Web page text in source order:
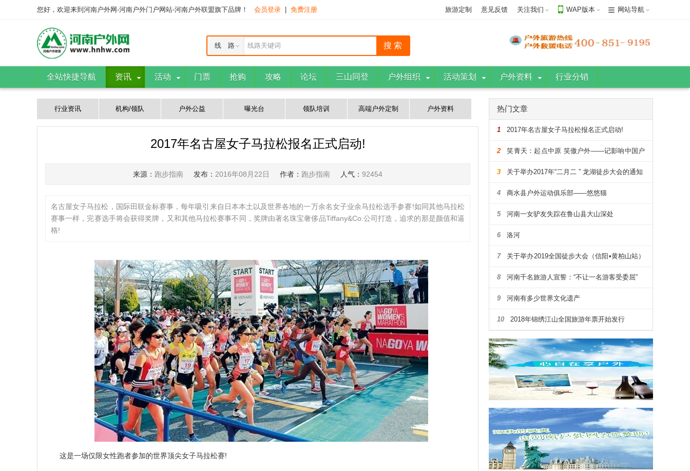
您好，欢迎来到河南户外网-河南户外门户网站-河南户外联盟旗下品牌！ 会员登录 免费注册 旅游定制 意见反馈 关注我们 WAP版本 网站导航
线路关键词
线 路
全站快捷导航 资讯 活动 门票 抢购 攻略 论坛 三山同登 户外组织 活动策划 户外资料 行业分销
行业资讯 机构/领队 户外公益 曝光台 领队培训 高端户外定制 户外资料
2017年名古屋女子马拉松报名正式启动!
来源： 跑步指南 发布： 2016年08月22日 作者： 跑步指南 人气： 92454
名古屋女子马拉松，国际田联金标赛事，每年吸引来自日本本土以及世界各地的一万余名女子业余马拉松选手参赛!如同其他马拉松
赛事一样，完赛选手将会获得奖牌，又和其他马拉松赛事不同，奖牌由著名珠宝奢侈品Tiffany&Co.公司打造，追求的那是颜值和逼
格!
这是一场仅限女性跑者参加的世界顶尖女子马拉松赛!
热门文章
1 2017年名古屋女子马拉松报名正式启动!
2 笑青天：起点中原 笑傲户外——记影响中国户
外的108人
3 关于举办2017年“二月二 ” 龙湖徒步大会的通知
4 商水县户外运动俱乐部——悠悠猫
5 河南一女驴友失踪在鲁山县大山深处
6 洛河
7 关于举办2019全国徒步大会（信阳•黄柏山站）
暨第四届河南省户外露营大会通知
8 河南千名旅游人宣誓：“不让一名游客受委屈”
9 河南有多少世界文化遗产
10 2018年锦绣江山全国旅游年票开始发行